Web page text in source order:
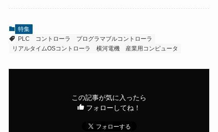
特集
PLC
コントローラ
プログラマブルコントローラ
リアルタイムOSコントローラ
横河電機 産業用コンピュータ
この記事が気に入ったら
フォローしてね！